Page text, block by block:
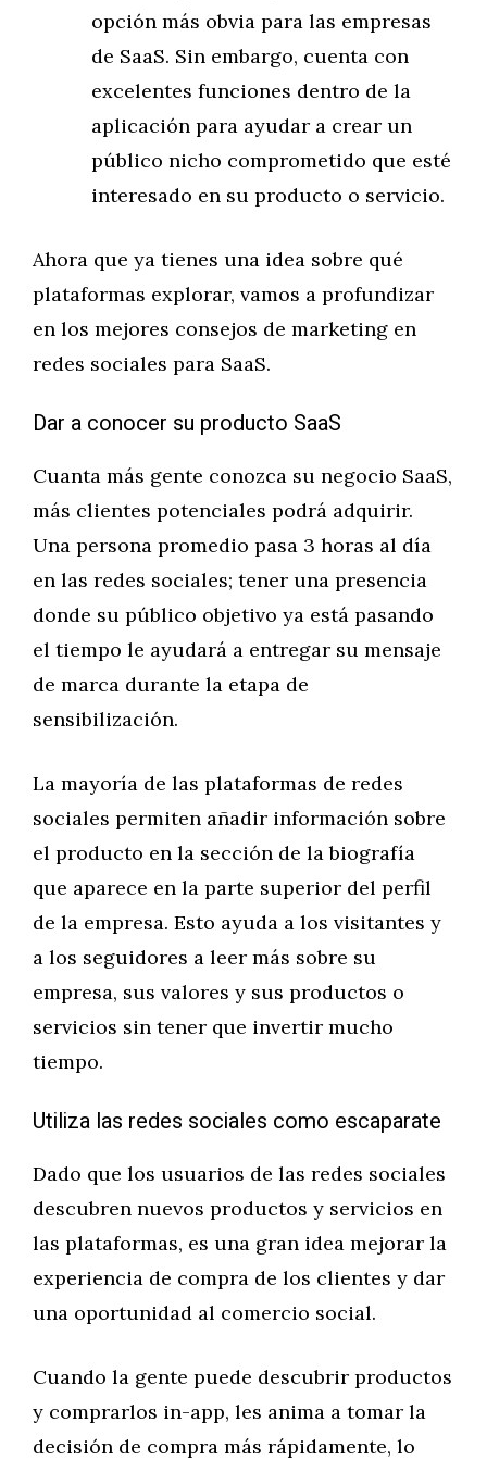
opción más obvia para las empresas
de SaaS. Sin embargo, cuenta con
excelentes funciones dentro de la
aplicación para ayudar a crear un
público nicho comprometido que esté
interesado en su producto o servicio.
Ahora que ya tienes una idea sobre qué
plataformas explorar, vamos a profundizar
en los mejores consejos de marketing en
redes sociales para SaaS.
Dar a conocer su producto SaaS
Cuanta más gente conozca su negocio SaaS,
más clientes potenciales podrá adquirir.
Una persona promedio pasa 3 horas al día
en las redes sociales; tener una presencia
donde su público objetivo ya está pasando
el tiempo le ayudará a entregar su mensaje
de marca durante la etapa de
sensibilización.
La mayoría de las plataformas de redes
sociales permiten añadir información sobre
el producto en la sección de la biografía
que aparece en la parte superior del perfil
de la empresa. Esto ayuda a los visitantes y
a los seguidores a leer más sobre su
empresa, sus valores y sus productos o
servicios sin tener que invertir mucho
tiempo.
Utiliza las redes sociales como escaparate
Dado que los usuarios de las redes sociales
descubren nuevos productos y servicios en
las plataformas, es una gran idea mejorar la
experiencia de compra de los clientes y dar
una oportunidad al comercio social.
Cuando la gente puede descubrir productos
y comprarlos in-app, les anima a tomar la
decisión de compra más rápidamente, lo